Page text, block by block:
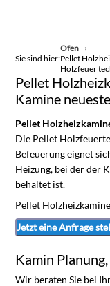
Sie sind hier:
Ofen
Pellet
Holzfeuer
Pellet
Kamine
Pellet
Die Pellet
Befeuerung eignet
Heizung, bei der der
behaltet ist.
Pellet
Jetzt eine Anfrage
Kamin
Wir beraten Sie bei